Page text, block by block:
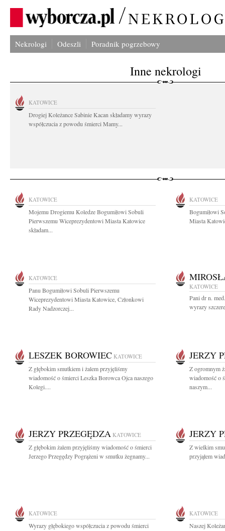
Nekrologi Odeszli Poradnik pogrzebowy
Inne nekrologi
KATOWICE
Drogiej Koleżance Sabinie Kacan składamy wyrazy
współczucia z powodu śmierci Mamy...
KATOWICE
Mojemu Drogiemu Koledze Bogumiłowi Sobuli
Pierwszemu Wiceprezydentowi Miasta Katowice
składam...
KATOWICE
Bogumiłowi
Miasta
KATOWICE
Panu Bogumiłowi Sobuli Pierwszemu
Wiceprezydentowi Miasta Katowice, Członkowi
Rady Nadzorczej...
KATOWICE
Pani dr n.
wyrazy
LESZEK BOROWIEC KATOWICE
Z głębokim smutkiem i żalem przyjęliśmy
wiadomość o śmierci Leszka Borowca Ojca naszego
Kolegi....
JERZY
Z ogromnym
wiadomość o
naszym...
JERZY PRZEGĘDZA KATOWICE
Z głębokim żalem przyjęliśmy wiadomość o śmierci
Jerzego Przegędzy Pogrążeni w smutku żegnamy...
JERZY
Z wielkim
przyjąłem
KATOWICE
Wyrazy głębokiego współczucia z powodu śmierci
KATOWICE
Naszej